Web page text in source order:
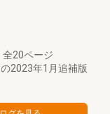
全20ページ
2023年1月追補版